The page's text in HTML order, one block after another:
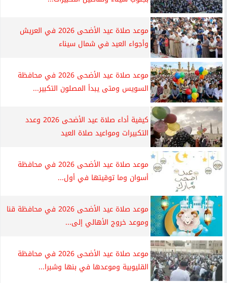
موعد صلاة عيد الأضحى 2026 في العريش
وأجواء العيد في شمال سيناء
موعد صلاة عيد الأضحى 2026 في محافظة
السويس ومتى يبدأ المصلون التكبير...
كيفية أداء صلاة عيد الأضحى 2026 وعدد
التكبيرات ومواعيد صلاة العيد
موعد صلاة عيد الأضحى 2026 في محافظة
أسوان وما توقيتها في أول...
موعد صلاة عيد الأضحى 2026 في محافظة قنا
وموعد خروج الأهالي إلى...
موعد صلاة عيد الأضحى 2026 في محافظة
القليوبية وموعدها في بنها وشبرا...